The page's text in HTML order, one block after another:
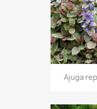
Ajuga